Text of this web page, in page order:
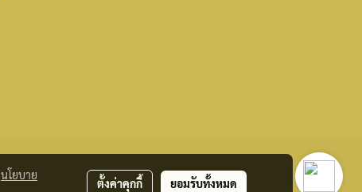
นโยบาย
ตั้งค่าคุกกี้ ยอมรับทั้งหมด